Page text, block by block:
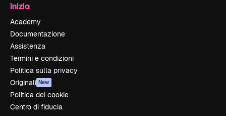
Inizia
Academy
Documentazione
Assistenza
Termini e condizioni
Politica sulla privacy
Originali New
Politica dei cookie
Centro di fiducia